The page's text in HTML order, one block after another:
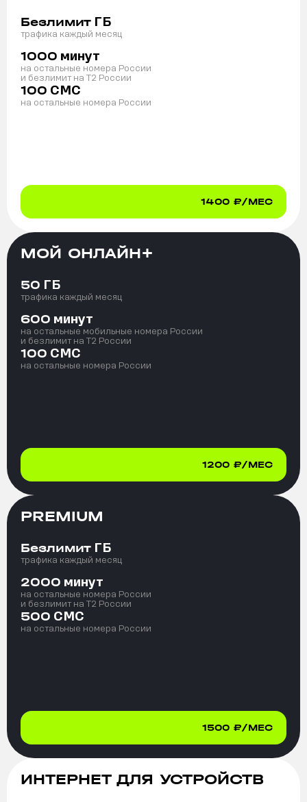
Безлимит ГБ
трафика каждый месяц
1000 минут
на остальные номера России
и безлимит на T2 России
100 СМС
на остальные номера России
1400 ₽/МЕС
МОЙ ОНЛАЙН+
50 ГБ
трафика каждый месяц
600 минут
на остальные мобильные номера России
и безлимит на T2 России
100 СМС
на остальные номера России
1200 ₽/МЕС
PREMIUM
Безлимит ГБ
трафика каждый месяц
2000 минут
на остальные номера России
и безлимит на T2 России
500 СМС
на остальные номера России
1500 ₽/МЕС
ИНТЕРНЕТ ДЛЯ УСТРОЙСТВ